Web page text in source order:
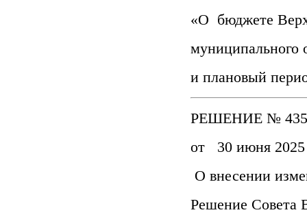
«О бюджете
муниципального
и плановый
РЕШЕНИЕ №
от 30 июня 2025
О внесении
Решение Совета